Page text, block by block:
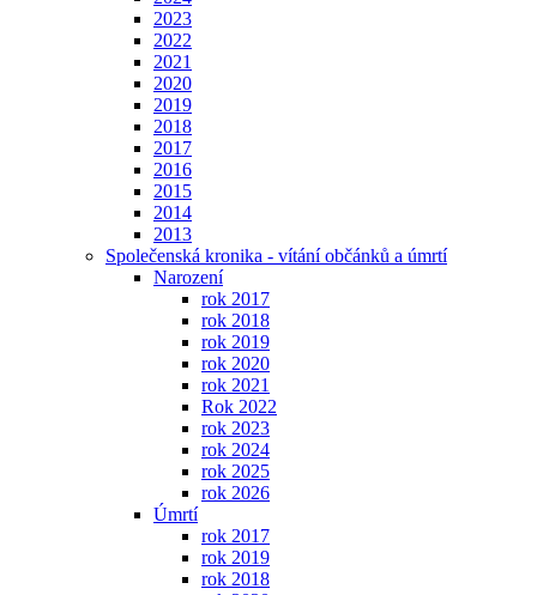
2023
2022
2021
2020
2019
2018
2017
2016
2015
2014
2013
Společenská kronika - vítání občánků a úmrtí
Narození
rok 2017
rok 2018
rok 2019
rok 2020
rok 2021
Rok 2022
rok 2023
rok 2024
rok 2025
rok 2026
Úmrtí
rok 2017
rok 2019
rok 2018